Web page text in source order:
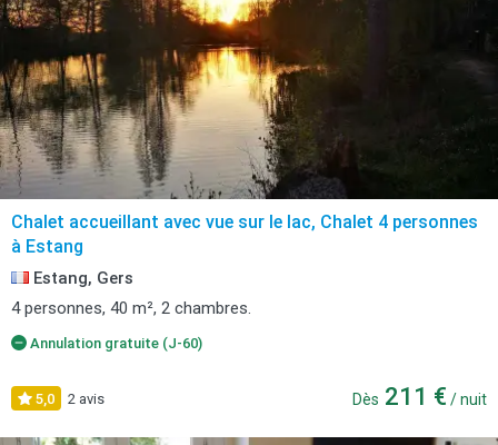
Chalet accueillant avec vue sur le lac, Chalet 4 personnes
à Estang
Estang, Gers
4 personnes, 40 m², 2 chambres.
Annulation gratuite (J-60)
5,0 2 avis Dès 211 € / nuit